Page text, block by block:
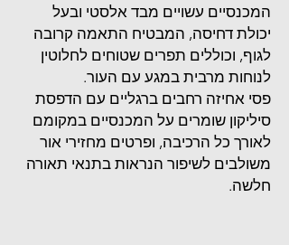
המכנסיים עשויים מבד אלסטי ובעל
יכולת דחיסה, המבטיח התאמה קרובה
לגוף, וכוללים תפרים שטוחים לחלוטין
לנוחות מרבית במגע עם העור.
פסי אחיזה רחבים ברגליים עם הדפסת
סיליקון שומרים על המכנסיים במקומם
לאורך כל הרכיבה, ופרטים מחזירי אור
משולבים לשיפור הנראות בתנאי תאורה
חלשה.